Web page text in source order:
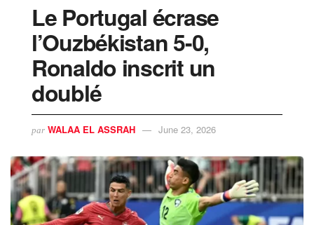
Le Portugal écrase
l’Ouzbékistan 5-0,
Ronaldo inscrit un
doublé
par WALAA EL ASSRAH June 23, 2026